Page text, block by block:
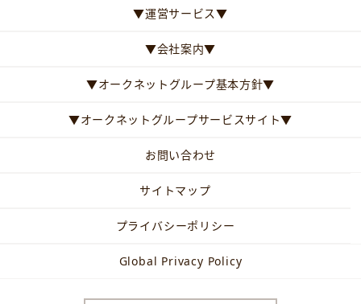
▼運営サービス▼
▼会社案内▼
▼オークネットグループ基本方針▼
▼オークネットグループサービスサイト▼
お問い合わせ
サイトマップ
プライバシーポリシー
Global Privacy Policy